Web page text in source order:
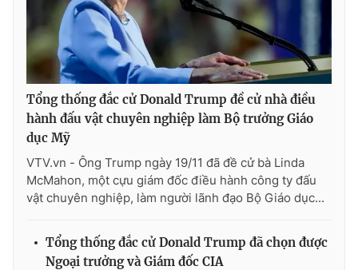
Ðiện thoại Thời báo VTV: 024.66 897 897
Email:toasoan@vtv.vn
Liên hệ quảng cáo:024-7300.7108
Tổng thống đắc cử Donald Trump đề cử nhà điều
hành đấu vật chuyên nghiệp làm Bộ trưởng Giáo
dục Mỹ
VTV.vn - Ông Trump ngày 19/11 đã đề cử bà Linda
McMahon, một cựu giám đốc điều hành công ty đấu
vật chuyên nghiệp, làm người lãnh đạo Bộ Giáo dục...
Tổng thống đắc cử Donald Trump đã chọn được
Ngoại trưởng và Giám đốc CIA